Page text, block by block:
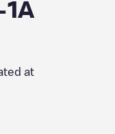
1A
at